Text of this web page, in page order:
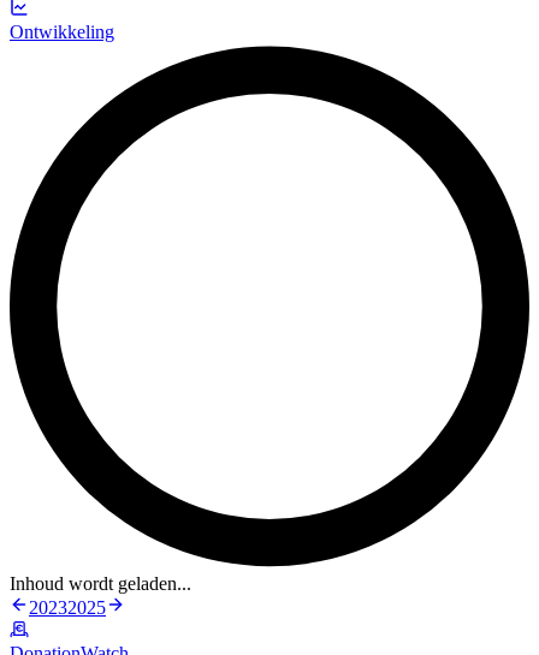
Ontwikkeling
Inhoud wordt geladen...
20232025